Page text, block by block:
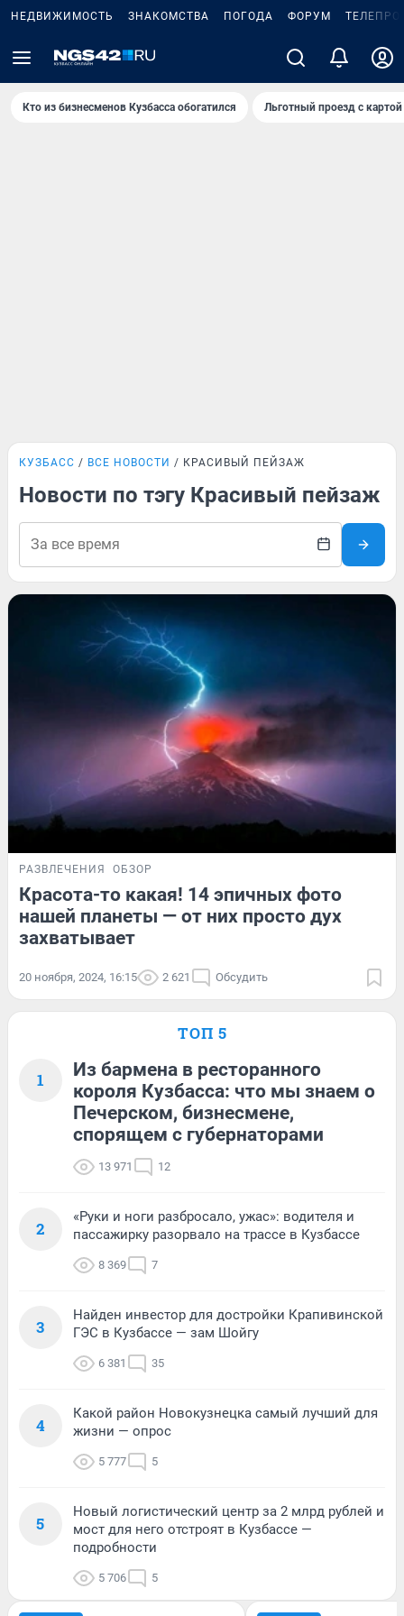
НЕДВИЖИМОСТЬ ЗНАКОМСТВА ПОГОДА ФОРУМ
Кто из бизнесменов Кузбасса обогатился Льготный проезд с
КУЗБАСС ВСЕ НОВОСТИ КРАСИВЫЙ ПЕЙЗАЖ
Новости по тэгу Красивый пейзаж
РАЗВЛЕЧЕНИЯ ОБЗОР
Красота-то какая! 14 эпичных фото
нашей планеты — от них просто дух
захватывает
20 ноября, 2024, 16:15 2 621 Обсудить
ТОП 5
1
Из бармена в ресторанного
короля Кузбасса: что мы знаем о
Печерском, бизнесмене,
спорящем с губернаторами
13 971 12
2
«Руки и ноги разбросало, ужас»: водителя и
пассажирку разорвало на трассе в Кузбассе
8 369 7
3
Найден инвестор для достройки Крапивинской
ГЭС в Кузбассе — зам Шойгу
6 381 35
4
Какой район Новокузнецка самый лучший для
жизни — опрос
5 777 5
5
Новый логистический центр за 2 млрд рублей и
мост для него отстроят в Кузбассе —
подробности
5 706 5